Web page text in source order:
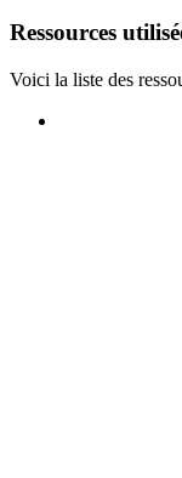
Ressources
Voici la liste des